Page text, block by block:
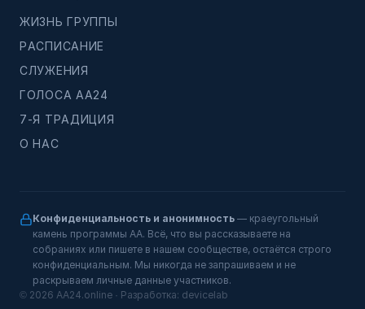
ЖИЗНЬ ГРУППЫ
РАСПИСАНИЕ
СЛУЖЕНИЯ
ГОЛОСА АА24
7-Я ТРАДИЦИЯ
О НАС
Конфиденциальность и анонимность — краеугольный
камень программы АА. Всё, что вы рассказываете на
собраниях или пишете в нашем сообществе, остаётся строго
конфиденциальным. Мы никогда не запрашиваем и не
раскрываем личные данные участников.
© 2026 AA24.online · Разработка: devicelab